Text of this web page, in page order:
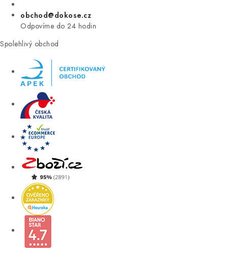
obchod@dokose.cz
Odpovíme do 24 hodin
Spolehlivý obchod
Úvod Kontakt Blog
Moje objednávka